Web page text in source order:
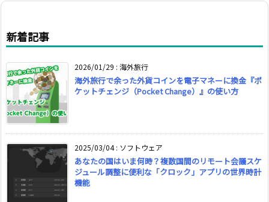
新着記事
2026/01/29 : 海外旅行
海外旅行で余った外貨コインを電子マネーに換金『ポ
ケットチェンジ（Pocket Change）』の使い方
2025/03/04: ソフトウェア
あなたの国はいま何時？複数国間のリモート会議スケ
ジュール調整に便利な「クロック」アプリの世界時計
機能